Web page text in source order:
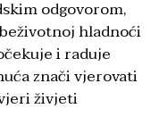
odgovorom,
hladnoći
i raduje
znači vjerovati
živjeti